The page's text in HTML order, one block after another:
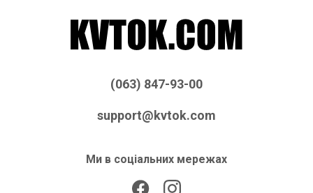
(063) 847-93-00
support@kvtok.com
Ми в соціальних мережах